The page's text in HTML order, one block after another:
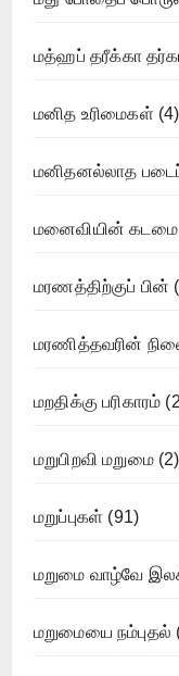
மத்ஹப் தரீக்கா
மனித உரிமைகள் (4)
மனிதனல்லாத
மனைவியின் கடமை
மரணத்திற்குப் பின்
மரணித்தவரின்
மறதிக்கு பரிகாரம்
மறுபிறவி மறுமை(2)
மறுப்புகள் (91)
மறுமை வாழ்வே
மறுமையை நம்புதல்